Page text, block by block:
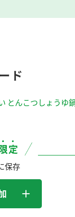
ド
とんこつしょうゆ
保存